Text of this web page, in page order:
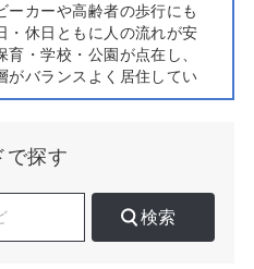
ーカーや高齢者の歩行にも
・休日ともに人の流れが安
・学校・公園が点在し、
がバランスよく居住してい
科・耳鼻科・眼科・整形外
り口付近、スーパー併設区
続受診の形成が進みやすく
で探す
検索